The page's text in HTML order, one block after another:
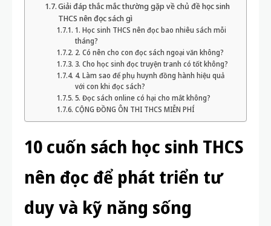
Giải đáp thắc mắc thường gặp về chủ đề học sinh
THCS nên đọc sách gì
1. Học sinh THCS nên đọc bao nhiêu sách mỗi
tháng?
2. Có nên cho con đọc sách ngoại văn không?
3. Cho học sinh đọc truyện tranh có tốt không?
4. Làm sao để phụ huynh đồng hành hiệu quả
với con khi đọc sách?
5. Đọc sách online có hại cho mắt không?
CỘNG ĐỒNG ÔN THI THCS MIỄN PHÍ
10 cuốn sách học sinh THCS
nên đọc để phát triển tư
duy và kỹ năng sống